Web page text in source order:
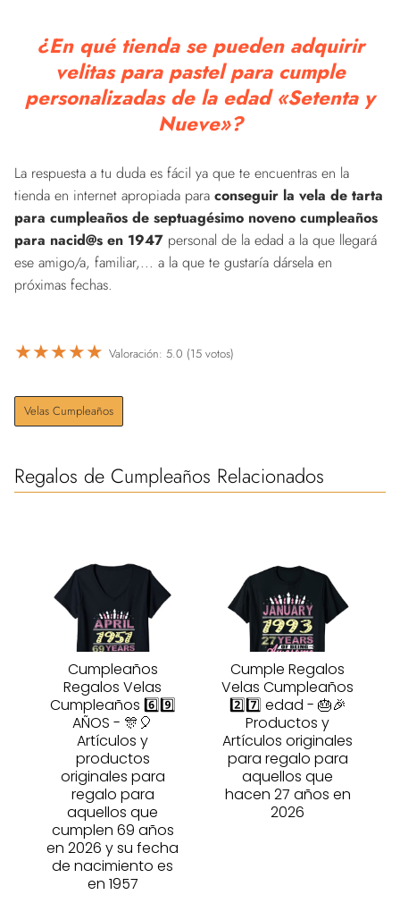
¿En qué tienda se pueden adquirir
velitas para pastel para cumple
personalizadas de la edad «Setenta y
Nueve»?
La respuesta a tu duda es fácil ya que te encuentras en la
tienda en internet apropiada para conseguir la vela de tarta
para cumpleaños de septuagésimo noveno cumpleaños
para nacid@s en 1947 personal de la edad a la que llegará
ese amigo/a, familiar,... a la que te gustaría dársela en
próximas fechas.
★★★★★ Valoración: 5.0 (15 votos)
Velas Cumpleaños
Regalos de Cumpleaños Relacionados
Cumpleaños
Regalos Velas
Cumpleaños 6️⃣9️⃣
AÑOS - 🎊🎈
Artículos y
productos
originales para
regalo para
aquellos que
cumplen 69 años
en 2026 y su fecha
de nacimiento es
en 1957
Cumple Regalos
Velas Cumpleaños
2️⃣7️⃣ edad - 🎂🎉
Productos y
Artículos originales
para regalo para
aquellos que
hacen 27 años en
2026